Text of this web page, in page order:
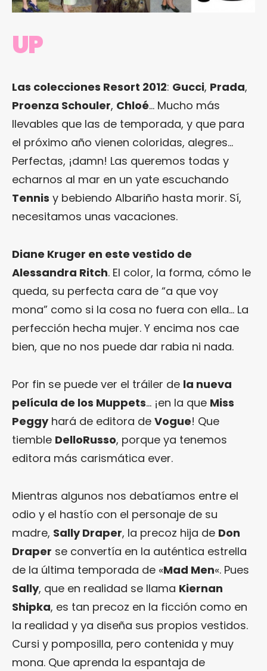
UP
Las colecciones Resort 2012: Gucci, Prada,
Proenza Schouler, Chloé… Mucho más
llevables que las de temporada, y que para
el próximo año vienen coloridas, alegres…
Perfectas, ¡damn! Las queremos todas y
echarnos al mar en un yate escuchando
Tennis y bebiendo Albariño hasta morir. Sí,
necesitamos unas vacaciones.
Diane Kruger en este vestido de
Alessandra Ritch. El color, la forma, cómo le
queda, su perfecta cara de “a que voy
mona” como si la cosa no fuera con ella… La
perfección hecha mujer. Y encima nos cae
bien, que no nos puede dar rabia ni nada.
Por fin se puede ver el tráiler de la nueva
película de los Muppets… ¡en la que Miss
Peggyhará de editora de Vogue! Que
tiemble DelloRusso, porque ya tenemos
editora más carismática ever.
Mientras algunos nos debatíamos entre el
odio y el hastío con el personaje de su
madre, Sally Draper, la precoz hija de Don
Draper se convertía en la auténtica estrella
de la última temporada de «Mad Men«. Pues
Sally, que en realidad se llama Kiernan
Shipka, es tan precoz en la ficción como en
la realidad y ya diseña sus propios vestidos.
Cursi y pomposilla, pero contenida y muy
mona. Que aprenda la espantaja de